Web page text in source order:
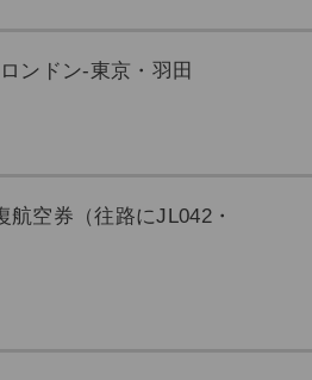
ンドン-東京・羽田
空券（往路にJL042・